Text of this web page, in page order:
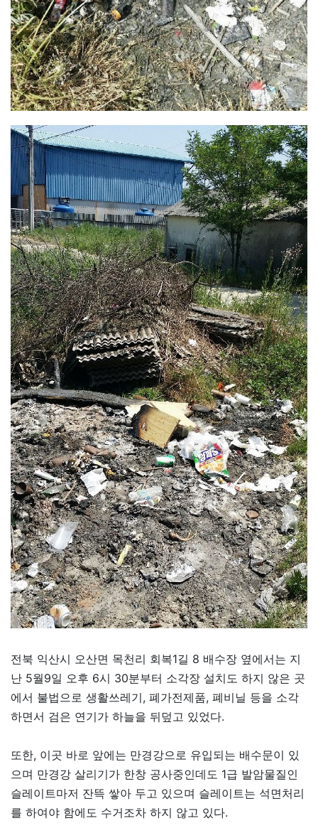
전북 익산시 오산면 목천리 회복1길 8 배수장 옆에서는 지
난 5월9일 오후 6시 30분부터 소각장 설치도 하지 않은 곳
에서 불법으로 생활쓰레기, 폐가전제품, 폐비닐 등을 소각
하면서 검은 연기가 하늘을 뒤덮고 있었다.
또한, 이곳 바로 앞에는 만경강으로 유입되는 배수문이 있
으며 만경강 살리기가 한창 공사중인데도 1급 발암물질인
슬레이트마저 잔뜩 쌓아 두고 있으며 슬레이트는 석면처리
를 하여야 함에도 수거조차 하지 않고 있다.